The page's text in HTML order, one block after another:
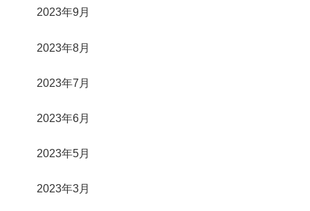
2023年9月
2023年8月
2023年7月
2023年6月
2023年5月
2023年3月